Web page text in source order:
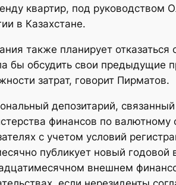
квартир, под руководством
в Казахстане.
также планирует
бы обсудить свои предыдущие
затрат, говорит Пирматов.
депозитарий,
финансов по
с учетом условий
публикует новый
внешнем